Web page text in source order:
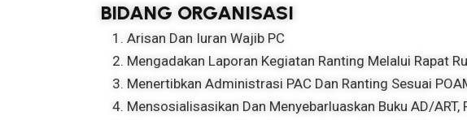
BIDANG ORGANISASI
Arisan Dan Iuran Wajib PC
Mengadakan Laporan Kegiatan Ranting Melalui Rapat
Menertibkan Administrasi PAC Dan Ranting Sesuai
Mensosialisasikan Dan Menyebarluaskan Buku AD/